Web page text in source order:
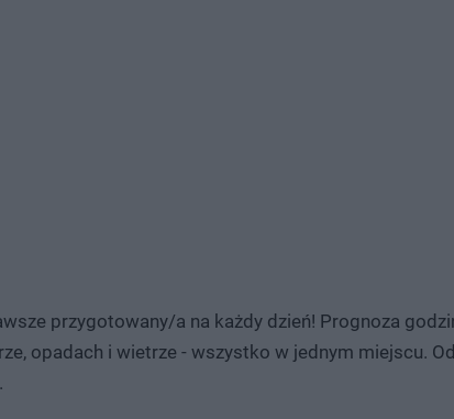
przygotowany/a na każdy dzień! Prognoza
opadach i wietrze - wszystko w jednym miejscu.